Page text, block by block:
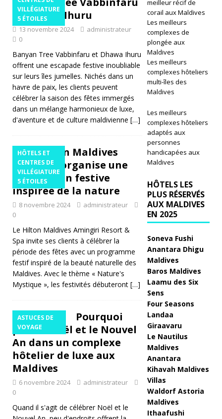
s
K
af
u
R
s
VILLÉGIATURE
5 ÉTOILES
et Dhawa Ihuru
13 novembre 2024
administrateur
0
Banyan Tree Vabbinfaru et Dhawa Ihuru
offrent une escapade festive inoubliable
sur leurs îles jumelles. Nichés dans un
havre de paix, les clients peuvent
célébrer la saison des fêtes immergés
dans un mélange harmonieux de luxe,
d'aventure et de culture maldivienne […]
HÔTELS ET
CENTRES DE
VILLÉGIATURE
5 ÉTOILES
Le Hilton Maldives
Amingiri organise une
célébration festive
inspirée de la nature
8 novembre 2024
administrateur
0
Le Hilton Maldives Amingiri Resort &
Spa invite ses clients à célébrer la
période des fêtes avec un programme
festif inspiré de la beauté naturelle des
Maldives. Avec le thème « Nature's
Mystique », les festivités débuteront […]
ASTUCES DE
VOYAGE
Pourquoi
passer Noël et le Nouvel
An dans un complexe
hôtelier de luxe aux
Maldives
6 novembre 2024
administrateur
0
Quand il s'agit de célébrer Noël et le
meilleur récif de
corail aux Maldives
Les meilleurs
complexes de
plongée aux
Maldives
Les meilleurs
complexes hôteliers
multi-îles des
Maldives
Les meilleurs
complexes hôteliers
adaptés aux
personnes
handicapées aux
Maldives
HÔTELS LES
PLUS RÉSERVÉS
AUX MALDIVES
EN 2025
Soneva Fushi
Anantara Dhigu
Maldives
Baros Maldives
Laamu des Six
Sens
Four Seasons
Landaa
Giraavaru
Le Nautilus
Maldives
Anantara
Kihavah Maldives
Villas
Waldorf Astoria
Maldives
Ithaafushi